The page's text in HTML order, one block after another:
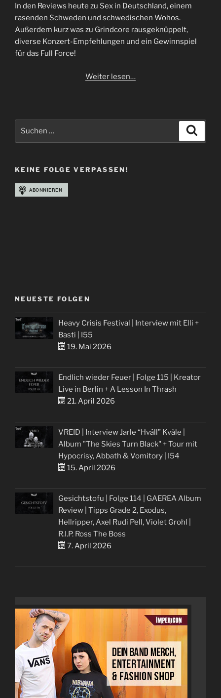
In den Reviews heute zu Sex in Deutschland, einem
rasenden Schweden und schwedischen Wohos.
Außerdem kurz was zu Grindcore rausgeknüppelt,
diverse Konzert-Empfehlungen und ein Gewinnspiel
für das Full Force!
Weiter lesen…
KEINE FOLGE VERPASSEN!
NEUESTE FOLGEN
Heavy Crisis Festival | Interview mit Elli +
Basti | I55
19. Mai 2026
Endlich wieder Feuer | Folge 115 | Kreator
Live in Berlin + A Lesson In Thrash
21. April 2026
VREID | Interview Jarle “Hváll” Kvåle |
Album "The Skies Turn Black" + Tour mit
Hypocrisy, Abbath & Vomitory | I54
15. April 2026
Gesichtstofu | Folge 114 | GAEREA Album
Review | Tipps Grade 2, Exodus,
Hellripper, Axel Rudi Pell, Violet Grohl |
R.I.P. Ross The Boss
7. April 2026